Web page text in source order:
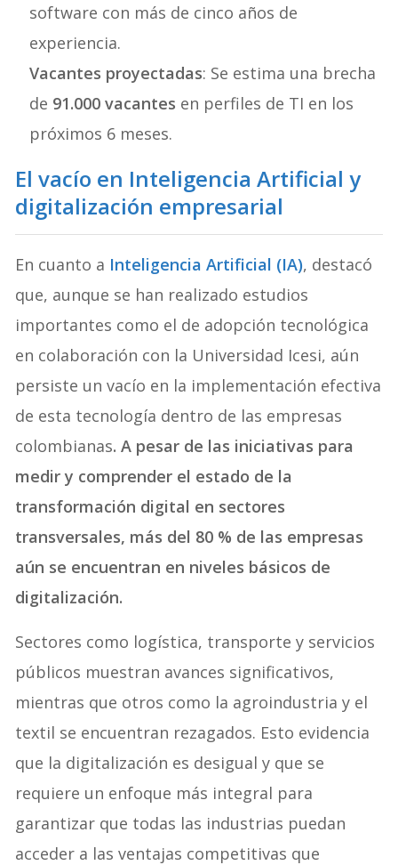
software con más de cinco años de
experiencia.
Vacantes proyectadas: Se estima una brecha
de 91.000 vacantes en perfiles de TI en los
próximos 6 meses.
El vacío en Inteligencia Artificial y
digitalización empresarial
En cuanto a Inteligencia Artificial (IA), destacó
que, aunque se han realizado estudios
importantes como el de adopción tecnológica
en colaboración con la Universidad Icesi, aún
persiste un vacío en la implementación efectiva
de esta tecnología dentro de las empresas
colombianas. A pesar de las iniciativas para
medir y comprender el estado de la
transformación digital en sectores
transversales, más del 80 % de las empresas
aún se encuentran en niveles básicos de
digitalización.
Sectores como logística, transporte y servicios
públicos muestran avances significativos,
mientras que otros como la agroindustria y el
textil se encuentran rezagados. Esto evidencia
que la digitalización es desigual y que se
requiere un enfoque más integral para
garantizar que todas las industrias puedan
acceder a las ventajas competitivas que